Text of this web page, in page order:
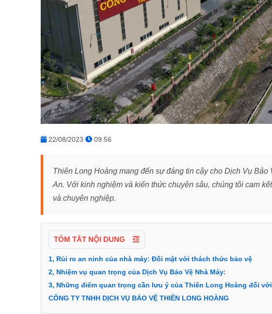
22/08/2023 09:56
Thiên Long Hoàng mang đến sự đáng tin cậy cho Dịch Vụ
An. Với kinh nghiệm và kiến thức chuyên sâu, chúng tôi cam
và chuyên nghiệp.
TÓM TẮT NỘI DUNG
1, Rủi ro an ninh của nhà máy: Đối mặt với thách thức bảo vệ
2, Nhiệm vụ quan trọng của Dịch Vụ Bảo Vệ Nhà Máy:
3, Những điểm quan trọng cần lưu ý của Thiên Long Hoàng đối với
CÔNG TY TNHH DỊCH VỤ BẢO VỆ THIÊN LONG HOÀNG